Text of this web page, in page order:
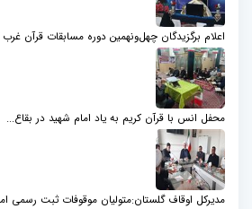
اعلام برگزیدگان چهل‌ونهمین دوره مسابقات قرآن
محفل انس با قرآن کریم به یاد امام شهید در بقاع...
مدیرکل اوقاف گلستان:متولیان موقوفات ثبت رسمی